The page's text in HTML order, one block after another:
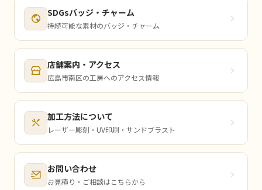
SDGsバッジ・チャーム
持続可能な素材のバッジ・チャーム
店舗案内・アクセス
広島市南区の工房へのアクセス情報
加工方法について
レーザー彫刻・UV印刷・サンドブラスト
お問い合わせ
お見積り・ご相談はこちらから